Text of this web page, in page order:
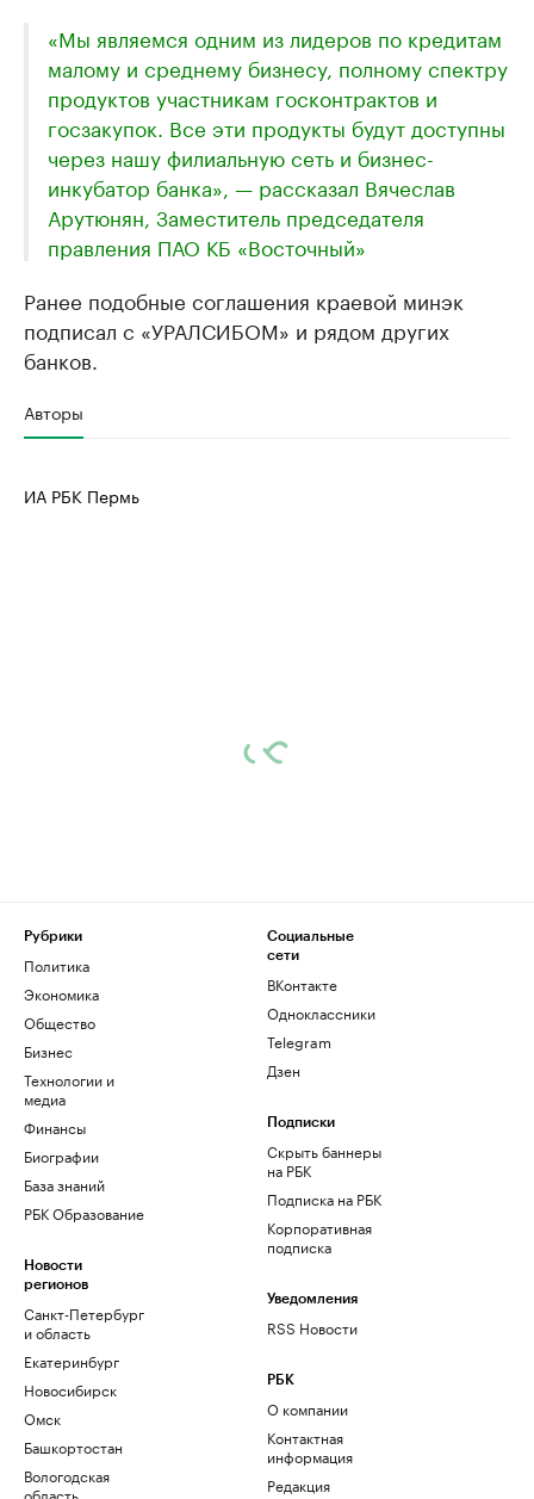
«Мы являемся одним из лидеров по кредитам
малому и среднему бизнесу, полному спектру
продуктов участникам госконтрактов и
госзакупок. Все эти продукты будут доступны
через нашу филиальную сеть и бизнес-
инкубатор банка», — рассказал Вячеслав
Арутюнян, Заместитель председателя
правления ПАО КБ «Восточный»
Ранее подобные соглашения краевой минэк
подписал с «УРАЛСИБОМ» и рядом других
банков.
Авторы
ИА РБК Пермь
Рубрики
Политика
Экономика
Общество
Бизнес
Технологии и
медиа
Финансы
Биографии
База знаний
РБК Образование
Новости
регионов
Санкт-Петербург
и область
Екатеринбург
Новосибирск
Омск
Башкортостан
Вологодская
область
Социальные
сети
ВКонтакте
Одноклассники
Telegram
Дзен
Подписки
Скрыть баннеры
на РБК
Подписка на РБК
Корпоративная
подписка
Уведомления
RSS Новости
РБК
О компании
Контактная
информация
Редакция